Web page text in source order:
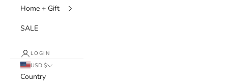
Home + Gift
SALE
LOGIN
USD $
Country